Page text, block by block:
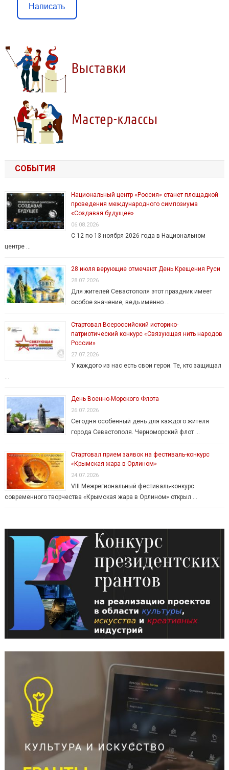
Написать
СОБЫТИЯ
Национальный центр «Россия» станет площадкой
проведения международного симпозиума
«Создавая будущее»
06.08.2026
С 12 по 13 ноября 2026 года в Национальном
центре …
28 июля верующие отмечают День Крещения Руси
28.07.2026
Для жителей Севастополя этот праздник имеет
особое значение, ведь именно …
Стартовал Всероссийский историко-
патриотический конкурс «Связующая нить народов
России»
27.07.2026
У каждого из нас есть свои герои. Те, кто защищал
…
День Военно-Морского Флота
26.07.2026
Сегодня особенный день для каждого жителя
города Севастополя. Черноморский флот …
Стартовал прием заявок на фестиваль-конкурс
«Крымская жара в Орлином»
24.07.2026
VIII Межрегиональный фестиваль-конкурс
современного творчества «Крымская жара в Орлином» открыл …